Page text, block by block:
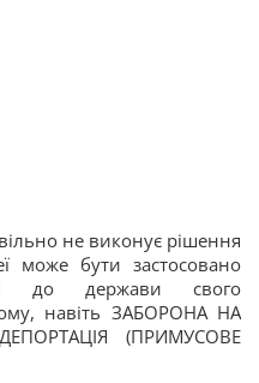
не виконує рішення
може бути застосовано
до держави свого
навіть ЗАБОРОНА НА
(ПРИМУСОВЕ